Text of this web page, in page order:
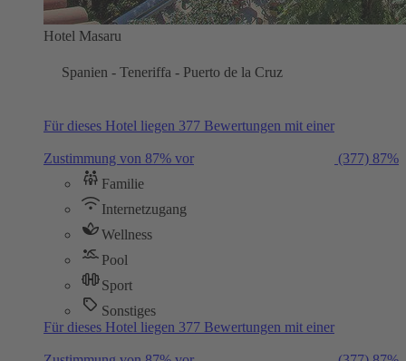
Hotel Masaru
Spanien - Teneriffa - Puerto de la Cruz
Für dieses Hotel liegen 377 Bewertungen mit einer
Zustimmung von 87% vor (377) 87%
Familie
Internetzugang
Wellness
Pool
Sport
Sonstiges
Für dieses Hotel liegen 377 Bewertungen mit einer